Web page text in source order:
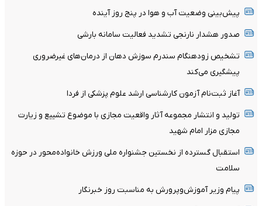
پیش‌بینی وضعیت آب و هوا در پنج روز آینده
صدور هشدار نارنجی تشدید فعالیت سامانه بارشی
تشخیص زودهنگام سندرم سوزش دهان از درمان‌های غیرضروری
پیشگیری می‌کند
آغاز ثبت‌نام‌ آزمون کارشناسی ارشد علوم پزشکی از فردا
تولید و انتشار مجموعه آثار واقعیت مجازی با موضوع تشییع و زیارت
مجازی مزار امام شهید
استقبال گسترده از نخستین جشنواره ملی ورزش خانواده‌محور در حوزه
سلامت
پیام وزیر آموزش‌وپرورش به مناسبت روز خبرنگار